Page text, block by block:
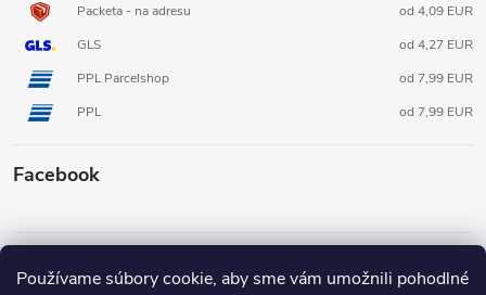
Používame súbory cookie, aby sme vám umožnili pohodlné
Packeta - na adresu
od 4,09 EUR
GLS
od 4,27 EUR
PPL Parcelshop
od 7,99 EUR
PPL
od 7,99 EUR
Facebook